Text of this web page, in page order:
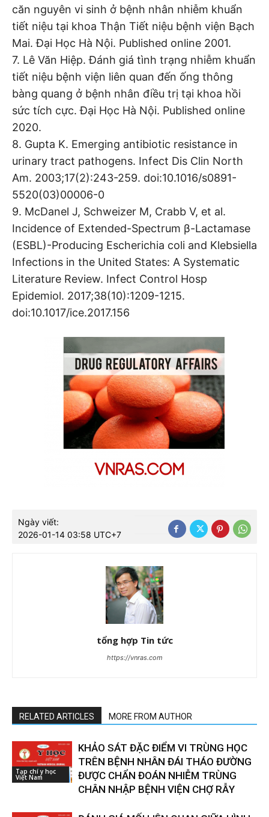
căn nguyên vi sinh ở bệnh nhân nhiễm khuẩn
tiết niệu tại khoa Thận Tiết niệu bệnh viện Bạch
Mai. Đại Học Hà Nội. Published online 2001.
7. Lê Văn Hiệp. Đánh giá tình trạng nhiễm khuẩn
tiết niệu bệnh viện liên quan đến ống thông
bàng quang ở bệnh nhân điều trị tại khoa hồi
sức tích cực. Đại Học Hà Nội. Published online
2020.
8. Gupta K. Emerging antibiotic resistance in
urinary tract pathogens. Infect Dis Clin North
Am. 2003;17(2):243-259. doi:10.1016/s0891-
5520(03)00006-0
9. McDanel J, Schweizer M, Crabb V, et al.
Incidence of Extended-Spectrum β-Lactamase
(ESBL)-Producing Escherichia coli and Klebsiella
Infections in the United States: A Systematic
Literature Review. Infect Control Hosp
Epidemiol. 2017;38(10):1209-1215.
doi:10.1017/ice.2017.156
Ngày viết:
2026-01-14 03:58 UTC+7
tổng hợp Tin tức
https://vnras.com
RELATED ARTICLES MORE FROM AUTHOR
Tạp chí y học
Việt Nam
KHẢO SÁT ĐẶC ĐIỂM VI TRÙNG HỌC
TRÊN BỆNH NHÂN ĐÁI THÁO ĐƯỜNG
ĐƯỢC CHẨN ĐOÁN NHIỄM TRÙNG
CHÂN NHẬP BỆNH VIỆN CHỢ RẪY